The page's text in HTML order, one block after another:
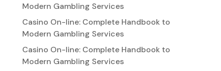
Modern Gambling Services
Casino On-line: Complete Handbook to
Modern Gambling Services
Casino On-line: Complete Handbook to
Modern Gambling Services